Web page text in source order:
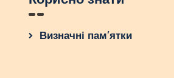
Визначні пам’ятки